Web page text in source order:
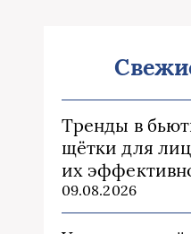
Тренды в
щётки для
их
09.08.2026